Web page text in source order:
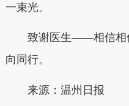
一束光。
致谢医生——相信相信
向同行。
来源：温州日报